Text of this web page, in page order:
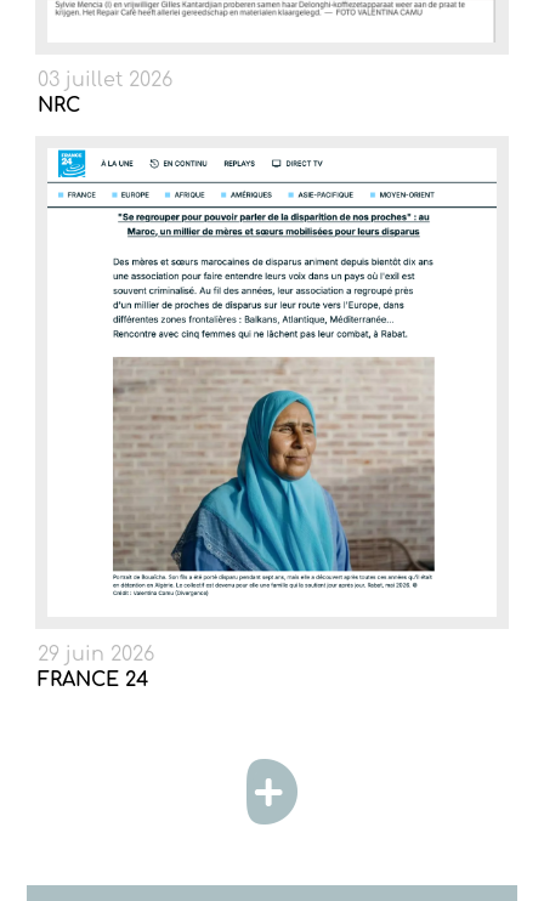
03 juillet 2026
NRC
29 juin 2026
FRANCE 24